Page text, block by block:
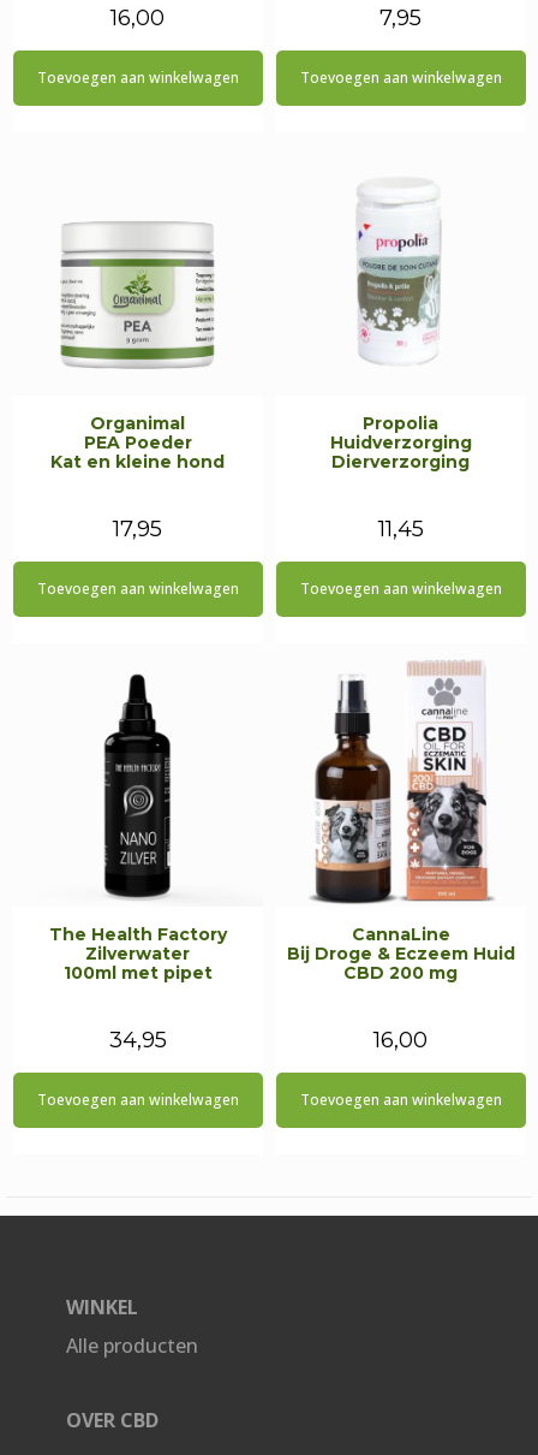
16,00
Toevoegen aan winkelwagen
7,95
Toevoegen aan winkelwagen
Organimal
PEA Poeder
Kat en kleine hond
17,95
Toevoegen aan winkelwagen
Propolia
Huidverzorging
Dierverzorging
11,45
Toevoegen aan winkelwagen
The Health Factory
Zilverwater
100ml met pipet
34,95
Toevoegen aan winkelwagen
CannaLine
Bij Droge & Eczeem Huid
CBD 200 mg
16,00
Toevoegen aan winkelwagen
WINKEL
Alle producten
OVER CBD